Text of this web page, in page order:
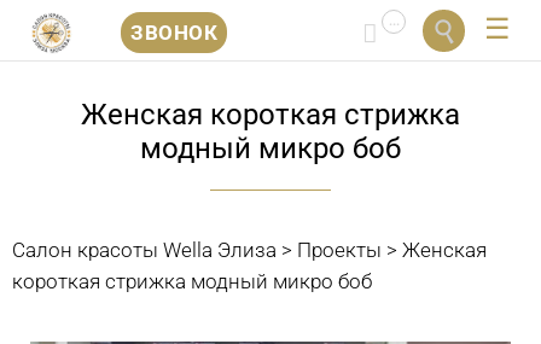
ЗВОНОК  
содержанию
Женская короткая стрижка
модный микро боб
Салон красоты Wella Элиза > Проекты > Женская
короткая стрижка модный микро боб